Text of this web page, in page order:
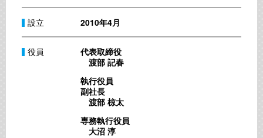
設立 2010年4月
役員
代表取締役
渡部 記春
執行役員
副社長
渡部 椋太
専務執行役員
大沼 淳